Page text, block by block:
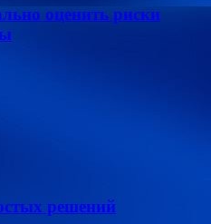
оценить риски
решений